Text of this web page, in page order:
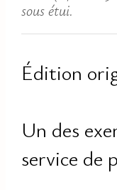
sous étui.
Édition
Un des
service de